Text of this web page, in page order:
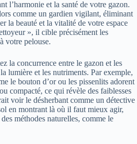
l’harmonie et la santé de votre gazon.
comme un gardien vigilant, éliminant
la beauté et la vitalité de votre espace
», il cible précisément les
votre pelouse.
la concurrence entre le gazon et les
lumière et les nutriments. Par exemple,
le bouton d’or ou les pissenlits adorent
compacté, ce qui révèle des faiblesses
voir le désherbant comme un détective
en montrant là où il faut mieux agir,
méthodes naturelles, comme le